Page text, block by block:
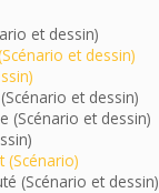
et dessin)
et dessin)
et dessin)
(Scénario et dessin)
(Scénario)
(Scénario et dessin)